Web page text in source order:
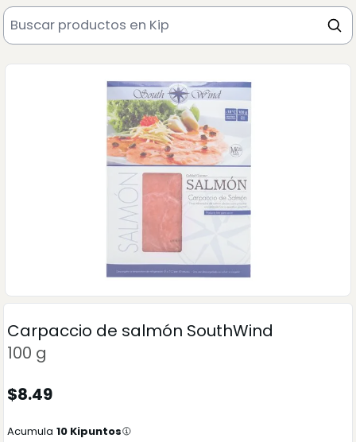
Carpaccio de salmón SouthWind
100 g
$8.49
Acumula 10 Kipuntos